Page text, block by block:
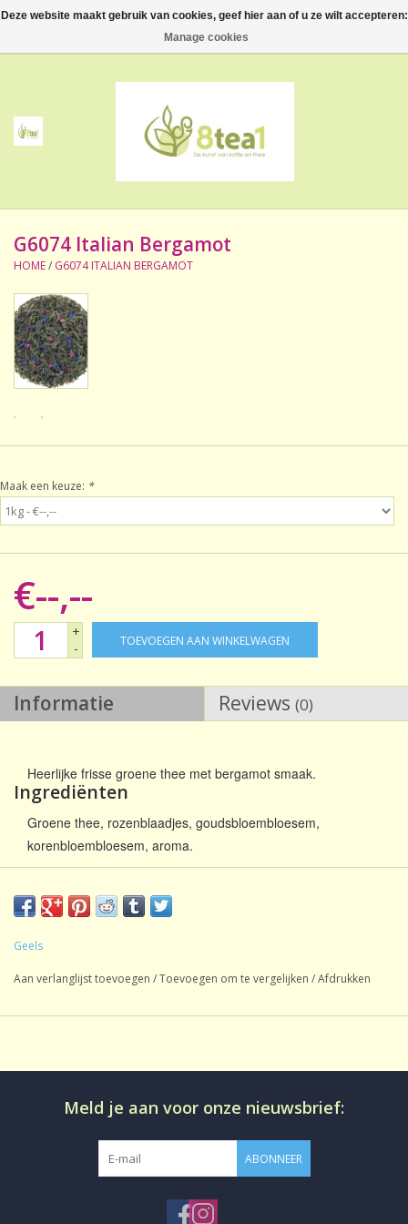
0 Artikelen - €--,--
Thee
Accessoires
NIEUW! Verpakte thee
BeppeDeli en 8tea1
Contact
Sale!
Laatste kans!
G6074 Italian Bergamot
HOME/ G6074 ITALIAN BERGAMOT
Maak een keuze: *
€--,--
+
-
TOEVOEGEN AAN WINKELWAGEN
Informatie Reviews (0)
Heerlijke frisse groene thee met bergamot smaak.
Ingrediënten
Groene thee, rozenblaadjes, goudsbloembloesem,
korenbloembloesem, aroma.
Geels
Aan verlanglijst toevoegen /Toevoegen om te vergelijken /Afdrukken
Meld je aan voor onze nieuwsbrief:
ABONNEER
Deze website maakt gebruik van cookies, geef hier aan of u ze wilt accepteren:
Manage cookies